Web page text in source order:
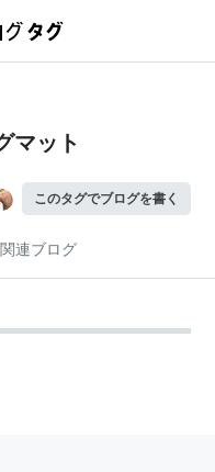
マット
このタグでブログを書く
関連ブログ